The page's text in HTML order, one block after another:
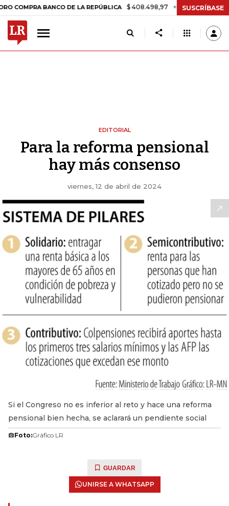
BANCO DE LA REPÚBLICA $ 408.498,97 +$ 8.753,81 +2,19%
SUSCRÍBASE
EDITORIAL
Para la reforma pensional
hay más consenso
viernes, 12 de abril de 2024
Si el Congreso no es inferior al reto y hace una reforma
pensional bien hecha, se aclarará un pendiente social
Foto:Gráfico LR
GUARDAR
UNIRSE A WHATSAPP